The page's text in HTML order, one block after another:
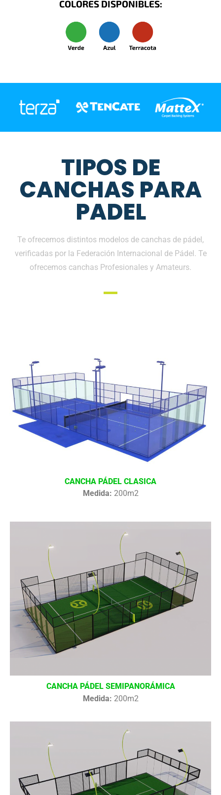
COLORES DISPONIBLES:
TIPOS DE
CANCHAS PARA
PADEL
Te ofrecemos distintos modelos de canchas de pádel,
verificadas por la Federación Internacional de Pádel. Te
ofrecemos canchas Profesionales y Amateurs.
CANCHA PÁDEL CLASICA
Medida: 200m2
CANCHA PÁDEL SEMIPANORÁMICA
Medida: 200m2